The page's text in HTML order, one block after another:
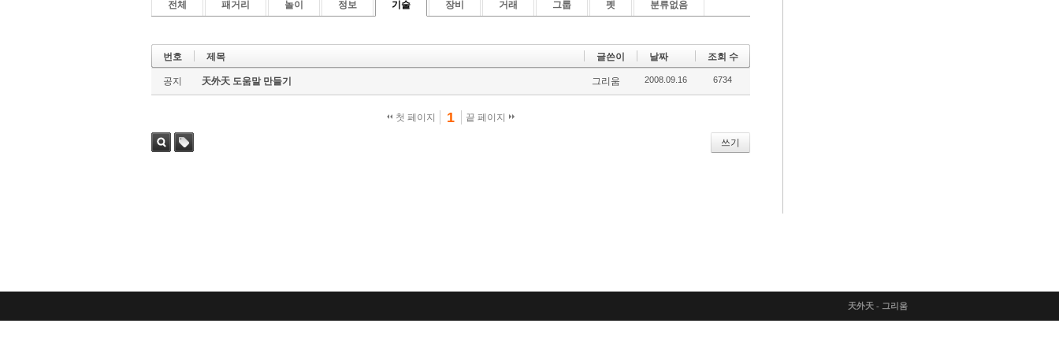
전체 패거리 놀이 정보 기술 장비 거래 그룹 펫 분류없음
번호 제목 글쓴이 날짜 조회 수
공지 天外天 도움말 만들기 그리움 2008.09.16 6734
첫 페이지 1 끝 페이지
쓰기
天外天 - 그리움